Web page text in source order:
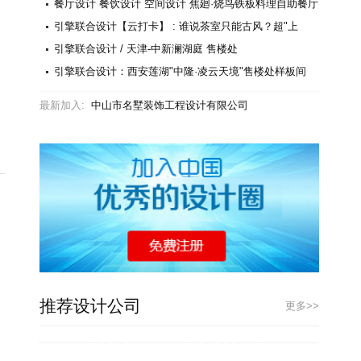
餐厅设计 餐饮设计 空间设计 焦廻·烧鸟铁板料理自助餐厅
设计
引擎联合设计【云打卡】 : 谁说茶室只能古风？超"上
镜"的茶会所, 老字号坐不住了！
引擎联合设计 / 天津-中新澜湖庭 售楼处
引擎联合设计：西安莲湖"中隆·凌云天境"售楼处样板间
最新加入: 中山市名墅装饰工程设计有限公司
推荐设计公司 更多>>